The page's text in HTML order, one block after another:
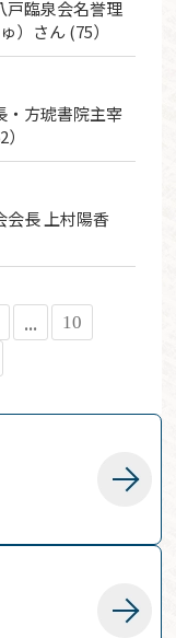
戸臨泉会名誉理
）さん (75）
・方琥書院主宰
長 上村陽香
... 10